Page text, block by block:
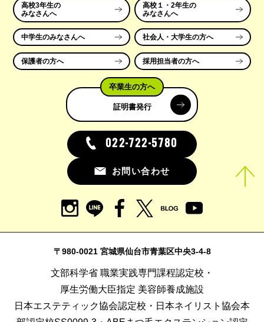
高校3年生の
みなさんへ
高校１・2年生の
みなさんへ
中学生のみなさんへ 社会人・大学生の方へ
保護者の方へ 採用担当者の方へ
卒業生の方へ
証明書発行
022-722-5780
お問い合わせ
〒980-0021 宮城県仙台市青葉区中央3-4-8
文部科学省 職業実践専門課程認定校・
厚生労働大臣指定 美容師養成施設
日本エステティック協会認定校・日本ネイリスト協会本